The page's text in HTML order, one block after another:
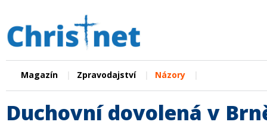
Magazín Zpravodajství Názory
Duchovní dovolená v